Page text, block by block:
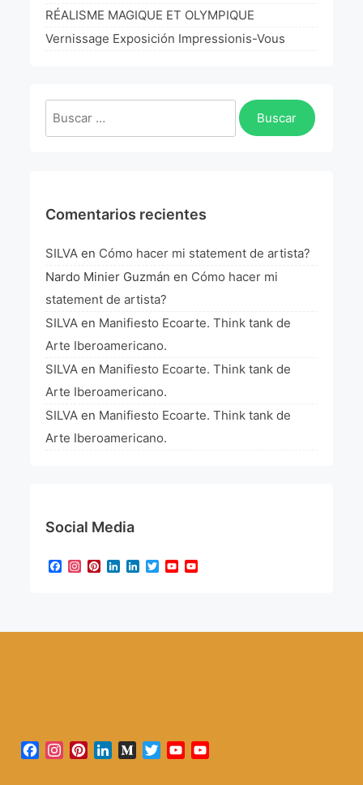
Commissaire D’exposition
Manifiesto Ecoarte
RÉALISME MAGIQUE ET OLYMPIQUE
Vernissage Exposición Impressionis-Vous
Buscar:
Comentarios recientes
SILVA en Cómo hacer mi statement de artista?
Nardo Minier Guzmán en Cómo hacer mi
statement de artista?
SILVA en Manifiesto Ecoarte. Think tank de
Arte Iberoamericano.
SILVA en Manifiesto Ecoarte. Think tank de
Arte Iberoamericano.
SILVA en Manifiesto Ecoarte. Think tank de
Arte Iberoamericano.
Social Media
Facebook
Instagram
Pinterest
LinkedIn
LinkedIn
TwitterYouTube
Facebook
Instagram
PinterestLinkedInMediumTwitterYouTube